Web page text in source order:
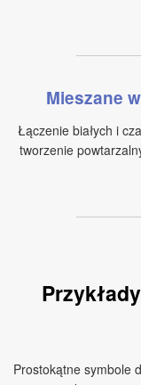
Mieszane
Łączenie białych i
tworzenie
Prostokątne symbole